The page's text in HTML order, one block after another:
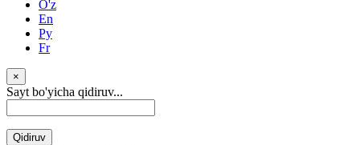
O'z
En
Ру
Fr
×
Sayt bo'yicha qidiruv...
Qidiruv